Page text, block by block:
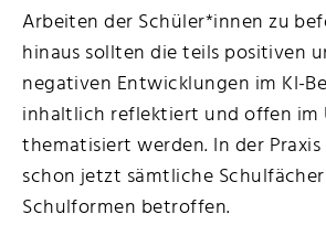
Arbeiten der Schüler*innen zu
hinaus sollten die teils positiven
negativen Entwicklungen im KI-
inhaltlich reflektiert und offen
thematisiert werden. In der
schon jetzt sämtliche
Schulformen betroffen.